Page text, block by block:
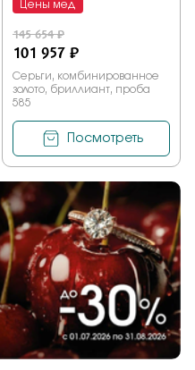
Цены мед
145 654 ₽
101 957 ₽
Серьги, комбинированное
золото, бриллиант, проба
585
Посмотреть